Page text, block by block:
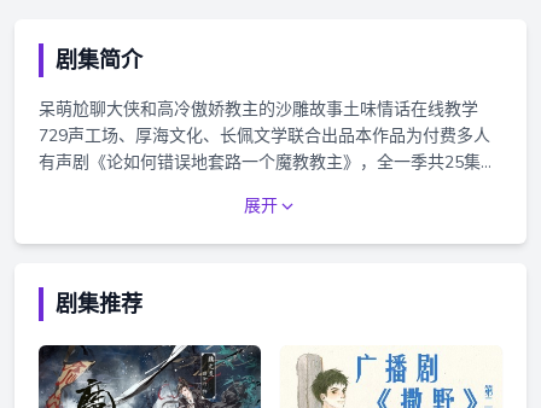
第八集
第九集
花絮一
剧集简介
呆萌尬聊大侠和高冷傲娇教主的沙雕故事土味情话在线教学
729声工场、厚海文化、长佩文学联合出品本作品为付费多人
有声剧《论如何错误地套路一个魔教教主》，全一季共25集
集，之后每周五、六、日每天更新一集，共189钻石（18.9
元）。Staff配音导演：谷江山@谷江山729监制：李秀梅@风
呦黑了个黑、张吉轩海报画师：江山旧温柔@江山旧温柔设
计：展颜Cast旁白：关帅@关帅729赵剑归：谷江山@谷江山
729季寒：孙路路@孙路路729小林：星潮@星潮729大丫鬟：
大星@Dream橙星侍女：赵爽@赵小爽729
展开
剧集推荐